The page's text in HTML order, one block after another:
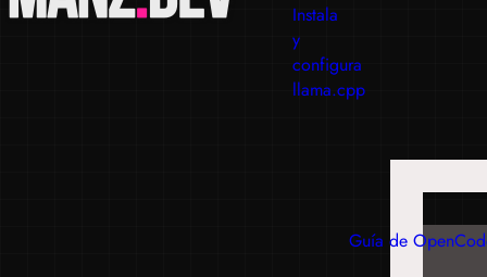
Instala
y
configura
llama.cpp
Guía de